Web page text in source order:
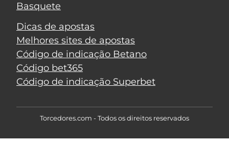
Basquete
Dicas de apostas
Melhores sites de apostas
Código de indicação Betano
Código bet365
Código de indicação Superbet
Torcedores.com - Todos os direitos reservados